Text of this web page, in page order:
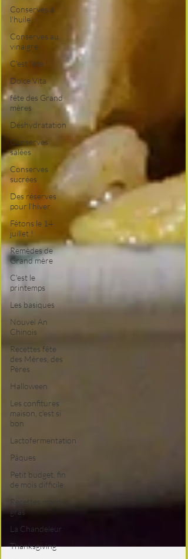
Conserves à
l'huile
Conserves au
vinaigre
C'est l'été !
Dolce Vita
fête des Grand
mères
Déshydratation
Conserves
salées
Conserves
sucrées
Des réserves
pour l'hiver
Fêtons le 14
juillet !
Remèdes de
Grand mère
C'est le
printemps
Les basiques
Nouvel An
Chinois
Recettes fête
des Mères, des
Pères
Halloween
Les confitures
maison, c'est si
bon
Lactofermentation
Pâques
Petit budget, fin
de mois difficile
Recettes mardi
gras
La Chandeleur
Thanksgiving